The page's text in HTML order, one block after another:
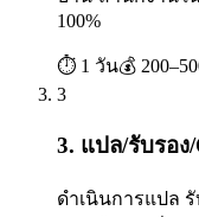
100%
⏱ 1 วัน💰
3
3. แปล/รับรอ
ดำเนินการแปล